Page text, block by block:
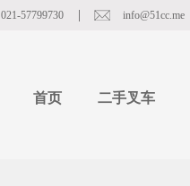
021-57799730 info@51cc.me
首页 二手叉车